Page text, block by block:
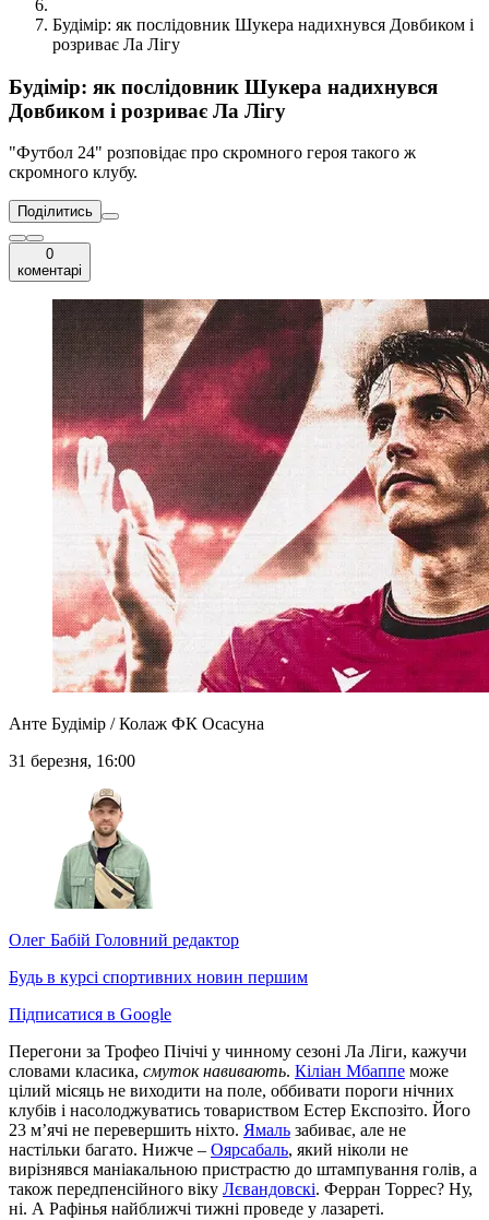
Будімір: як послідовник Шукера надихнувся Довбиком і
розриває Ла Лігу
Будімір: як послідовник Шукера надихнувся
Довбиком і розриває Ла Лігу
"Футбол 24" розповідає про скромного героя такого ж
скромного клубу.
Поділитись
0
коментарі
Анте Будімір / Колаж ФК Осасуна
31 березня, 16:00
Олег Бабій Головний редактор
Будь в курсі спортивних новин першим
Підписатися в Google
Перегони за Трофео Пічічі у чинному сезоні Ла Ліги, кажучи
словами класика, смуток навивають. Кіліан Мбаппе може
цілий місяць не виходити на поле, оббивати пороги нічних
клубів і насолоджуватись товариством Естер Експозіто. Його
23 м’ячі не перевершить ніхто. Ямаль забиває, але не
настільки багато. Нижче – Оярсабаль, який ніколи не
вирізнявся маніакальною пристрастю до штампування голів, а
також передпенсійного віку Лєвандовскі. Ферран Торрес? Ну,
ні. А Рафінья найближчі тижні проведе у лазареті.